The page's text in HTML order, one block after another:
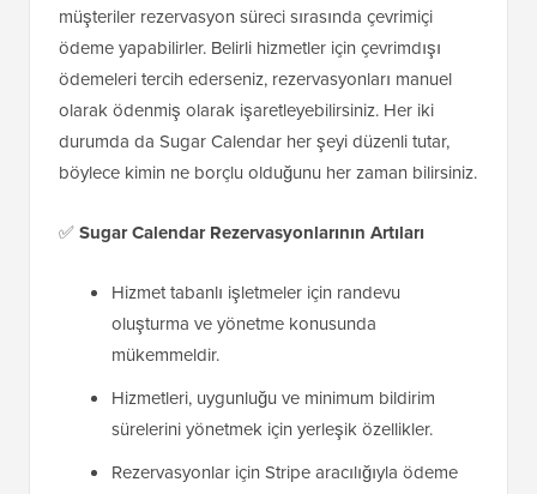
müşteriler rezervasyon süreci sırasında çevrimiçi
ödeme yapabilirler. Belirli hizmetler için çevrimdışı
ödemeleri tercih ederseniz, rezervasyonları manuel
olarak ödenmiş olarak işaretleyebilirsiniz. Her iki
durumda da Sugar Calendar her şeyi düzenli tutar,
böylece kimin ne borçlu olduğunu her zaman bilirsiniz.
✅Sugar Calendar Rezervasyonlarının Artıları
Hizmet tabanlı işletmeler için randevu
oluşturma ve yönetme konusunda
mükemmeldir.
Hizmetleri, uygunluğu ve minimum bildirim
sürelerini yönetmek için yerleşik özellikler.
Rezervasyonlar için Stripe aracılığıyla ödeme